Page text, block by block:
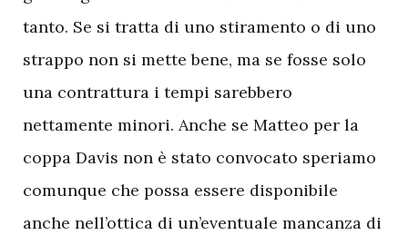
tanto. Se si tratta di uno stiramento o di uno
strappo non si mette bene, ma se fosse solo
una contrattura i tempi sarebbero
nettamente minori. Anche se Matteo per la
coppa Davis non è stato convocato speriamo
comunque che possa essere disponibile
anche nell’ottica di un’eventuale mancanza di